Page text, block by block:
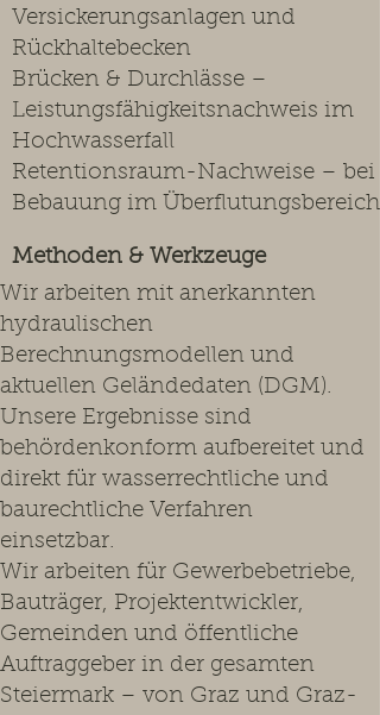
Versickerungsanlagen und
Rückhaltebecken
Brücken & Durchlässe –
Leistungsfähigkeitsnachweis im
Hochwasserfall
Retentionsraum-Nachweise – bei
Bebauung im Überflutungsbereich
Methoden & Werkzeuge
Wir arbeiten mit anerkannten
hydraulischen
Berechnungsmodellen und
aktuellen Geländedaten (DGM).
Unsere Ergebnisse sind
behördenkonform aufbereitet und
direkt für wasserrechtliche und
baurechtliche Verfahren
einsetzbar.
Wir arbeiten für Gewerbebetriebe,
Bauträger, Projektentwickler,
Gemeinden und öffentliche
Auftraggeber in der gesamten
Steiermark – von Graz und Graz-